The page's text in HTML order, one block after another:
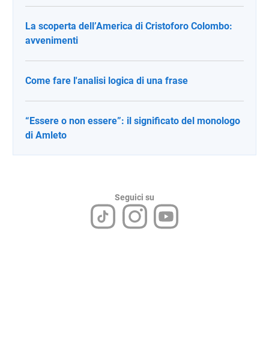
La scoperta dell’America di Cristoforo Colombo:
avvenimenti
Come fare l'analisi logica di una frase
“Essere o non essere”: il significato del monologo
di Amleto
Seguici su